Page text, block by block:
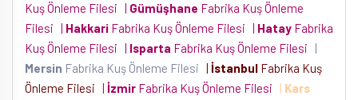
Kuş Önleme Filesi | Gümüşhane Fabrika Kuş Önleme
Filesi | Hakkari Fabrika Kuş Önleme Filesi | Hatay Fabrika
Kuş Önleme Filesi | Isparta Fabrika Kuş Önleme Filesi
|
Mersin Fabrika Kuş Önleme Filesi | İstanbul Fabrika Kuş
Önleme Filesi | İzmir Fabrika Kuş Önleme Filesi | Kars